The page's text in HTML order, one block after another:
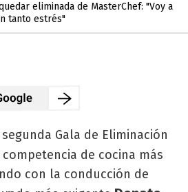
eliminada de MasterChef: "Voy a
tanto estrés"
Gala de Eliminación
competencia de cocina más
con la conducción de